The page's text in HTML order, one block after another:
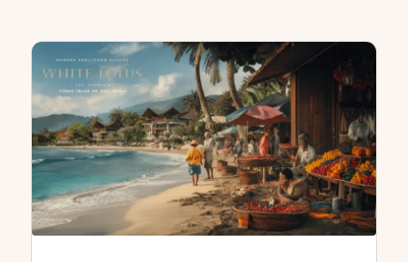
EXPATRIATION
BLOG
CONTACTS